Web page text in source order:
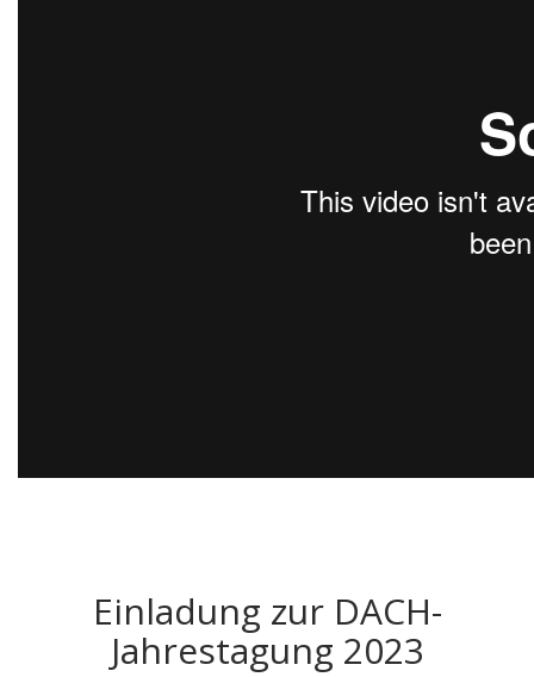
Einladung zur DACH-
Jahrestagung 2023